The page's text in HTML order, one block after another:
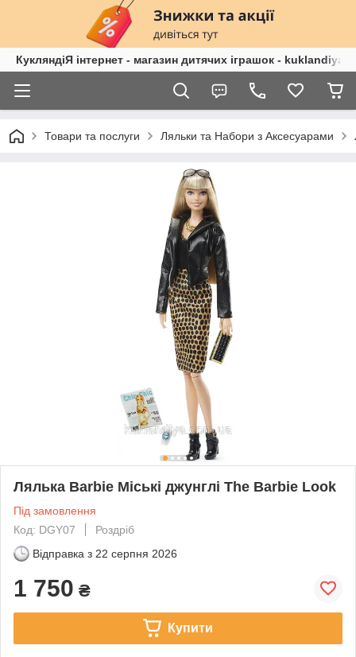
КукляндіЯ інтернет - магазин дитячих іграшок -
Товари та послуги Ляльки та Набори з Аксесуарами
Лялька Barbie Міські джунглі The Barbie Look
Під замовлення
Код: DGY07
Роздріб
Відправка з 22 серпня 2026
1 750 ₴
Купити